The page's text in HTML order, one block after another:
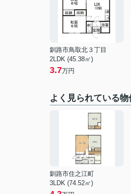
釧路市鳥取北３丁目
2LDK (45.38㎡)
3.7万円
よく見られている物
釧路市住之江町
3LDK (74.52㎡)